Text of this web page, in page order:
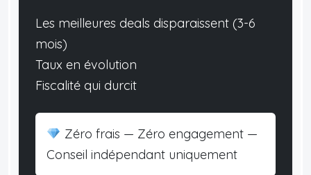
Les meilleures deals disparaissent (3-6
mois)
Taux en évolution
Fiscalité qui durcit
Zéro frais — Zéro engagement —
Conseil indépendant uniquement